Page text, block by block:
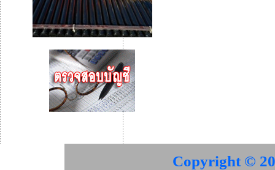
Copyright ©